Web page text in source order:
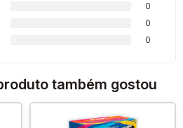
0
0
0
também gostou